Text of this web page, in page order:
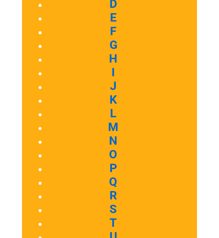
D
E
F
G
H
I
J
K
L
M
N
O
P
Q
R
S
T